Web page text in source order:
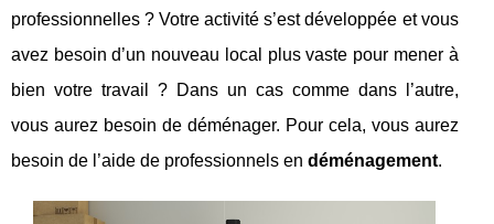
professionnelles ? Votre activité s’est développée et vous
avez besoin d’un nouveau local plus vaste pour mener à
bien votre travail ? Dans un cas comme dans l’autre,
vous aurez besoin de déménager. Pour cela, vous aurez
besoin de l’aide de professionnels en déménagement.